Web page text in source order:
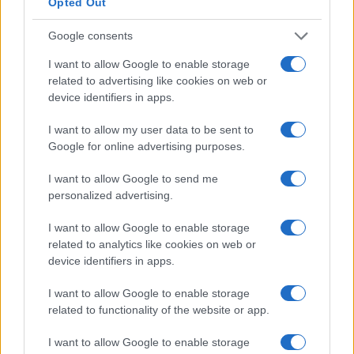
Google consents
I want to allow Google to enable storage
related to advertising like cookies on web or
device identifiers in apps.
I want to allow my user data to be sent to
Google for online advertising purposes.
I want to allow Google to send me
personalized advertising.
I want to allow Google to enable storage
related to analytics like cookies on web or
device identifiers in apps.
I want to allow Google to enable storage
related to functionality of the website or app.
I want to allow Google to enable storage
programma post-laurea in
40.500
bel investimento.
Non puoi davvero aspettarti alcun aumento di
stipendio durante il periodo di studio, ammesso che
tu abbia già un lavoro. Nella maggior parte dei casi,
una volta completata l’istruzione e conseguito il
titolo, viene effettuata una revisione dello stipendio.
Molte persone perseguono l’istruzione superiore
come tattica per passare a un lavoro più retribuito. I
medio della retribuzione durante il cambio di lavoro
di stipendio.